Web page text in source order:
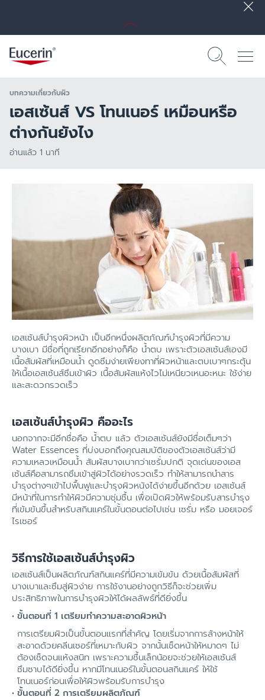
บทความเกี่ยวกับผิว
เอสเซ้นส์ VS โทนเนอร์ เหมือนหรือ
ต่างกันยังไง
อ่านแล้ว 1 นาที
เอสเซ้นส์บำรุงผิวหน้า เป็นอีกหนึ่งผลิตภัณฑ์บำรุงผิวที่มีความ
บางเบา มีชื่อที่ถูกเรียกอีกอย่างก็คือ น้ำตบ เพราะตัวเอสเซ้นส์เองมี
เนื้อสัมผัสที่เหมือนน้ำ ดูดซึมง่ายเพียงทาที่ผิวหน้าและตบเบาๆกระตุ้น
ให้เนื้อเอสเซ้นส์ซึมเข้าผิว เนื้อสัมผัสแห้งไวไม่เหนียวเหนอะหนะ ใช้ง่าย
และสะดวกรวดเร็ว
เอสเซ้นส์บำรุงผิว คืออะไร
นอกจากจะมีอีกชื่อคือ น้ำตบ แล้ว ตัวเอสเซ้นส์ยังมีชื่อเต็มๆว่า
Water Essences ที่บ่งบอกถึงคุณสมบัติของตัวเอสเซ้นส์ว่ามี
ความเหลวเหมือนน้ำ สัมผัสบางเบากว่าเซรั่มปกติ จุดเด่นของเอส
เซ้นส์คือสามารถซึมเข้าสู่ผิวได้อย่างรวดเร็ว ทำให้สามารถนำสาร
บำรุงต่างๆเข้าไปฟื้นฟูและบำรุงผิวหนังได้ง่ายขึ้นอีกด้วย เอสเซ้นส์
มีหน้าที่ในการทำให้ผิวมีความชุ่มชื้น เพื่อเปิดผิวให้พร้อมรับสารบำรุง
ที่เข้มข้นขึ้นสำหรับสกินแคร์ในขั้นตอนต่อไปเช่น เซรั่ม หรือ มอยเจอร์
ไรเซอร์
วิธีการใช้เอสเซ้นส์บำรุงผิว
เอสเซ้นส์เป็นผลิตภัณฑ์สกินแคร์ที่มีความเข้มข้น ด้วยเนื้อสัมผัสที่
บางเบาและซึมสู่ผิวง่าย การใช้งานอย่างถูกวิธีก็จะช่วยเพิ่ม
ประสิทธิภาพในการบำรุงผิวให้ได้ผลลัพธ์ที่ดียิ่งขึ้น
ขั้นตอนที่ 1 เตรียมทำความสะอาดผิวหน้า
การเตรียมผิวเป็นขั้นตอนแรกที่สำคัญ โดยเริ่มจากการล้างหน้าให้
สะอาดด้วยคลีนเซอร์ที่เหมาะกับผิว จากนั้นเช็ดหน้าให้หมาดๆ ไม่
ต้องเช็ดจนแห้งสนิท เพราะความชื้นเล็กน้อยจะช่วยให้เอสเซ้นส์
ซึมซาบได้ดียิ่งขึ้น หากมีโทนเนอร์ในขั้นตอนสกินแคร์ ให้ใช้
โทนเนอร์ก่อนเพื่อให้ผิวพร้อมรับการบำรุง
ขั้นตอนที่ 2 การเตรียมผลิตภัณฑ์